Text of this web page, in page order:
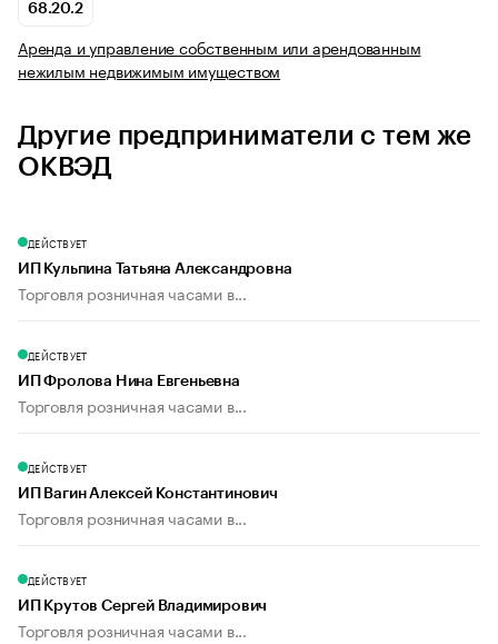
68.20.2
Аренда и управление собственным или арендованным
нежилым недвижимым имуществом
Другие предприниматели с тем же
ОКВЭД
ДЕЙСТВУЕТ
ИП Кульпина Татьяна Александровна
Торговля розничная часами в...
ДЕЙСТВУЕТ
ИП Фролова Нина Евгеньевна
Торговля розничная часами в...
ДЕЙСТВУЕТ
ИП Вагин Алексей Константинович
Торговля розничная часами в...
ДЕЙСТВУЕТ
ИП Крутов Сергей Владимирович
Торговля розничная часами в...